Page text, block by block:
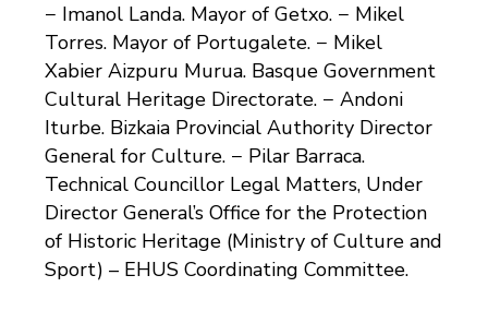
− Imanol Landa. Mayor of Getxo. − Mikel
Torres. Mayor of Portugalete. − Mikel
Xabier Aizpuru Murua. Basque Government
Cultural Heritage Directorate. − Andoni
Iturbe. Bizkaia Provincial Authority Director
General for Culture. − Pilar Barraca.
Technical Councillor Legal Matters, Under
Director General’s Office for the Protection
of Historic Heritage (Ministry of Culture and
Sport) – EHUS Coordinating Committee.